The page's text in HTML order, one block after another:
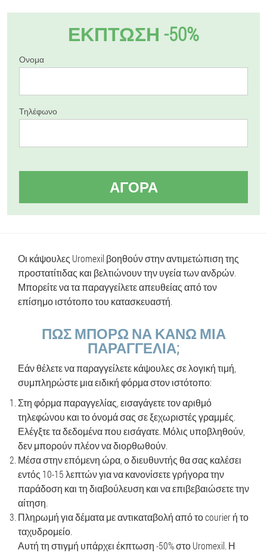
ΕΚΠΤΩΣΗ -50%
Ονομα
Τηλέφωνο
ΑΓΟΡΆ
Οι κάψουλες Uromexil βοηθούν στην αντιμετώπιση της
προστατίτιδας και βελτιώνουν την υγεία των ανδρών.
Μπορείτε να τα παραγγείλετε απευθείας από τον
επίσημο ιστότοπο του κατασκευαστή.
ΠΏΣ ΜΠΟΡΏ ΝΑ ΚΆΝΩ ΜΙΑ
ΠΑΡΑΓΓΕΛΊΑ;
Εάν θέλετε να παραγγείλετε κάψουλες σε λογική τιμή,
συμπληρώστε μια ειδική φόρμα στον ιστότοπο:
Στη φόρμα παραγγελίας, εισαγάγετε τον αριθμό
τηλεφώνου και το όνομά σας σε ξεχωριστές γραμμές.
Ελέγξτε τα δεδομένα που εισάγατε. Μόλις υποβληθούν,
δεν μπορούν πλέον να διορθωθούν.
Μέσα στην επόμενη ώρα, ο διευθυντής θα σας καλέσει
εντός 10-15 λεπτών για να κανονίσετε γρήγορα την
παράδοση και τη διαβούλευση και να επιβεβαιώσετε την
αίτηση.
Πληρωμή για δέματα με αντικαταβολή από το courier ή το
ταχυδρομείο.
Αυτή τη στιγμή υπάρχει έκπτωση -50% στο Uromexil. Η